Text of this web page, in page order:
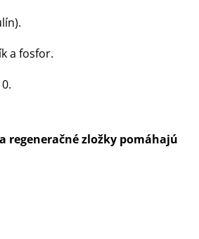
p
a fosfor.
regeneračné zložky pomáhajú